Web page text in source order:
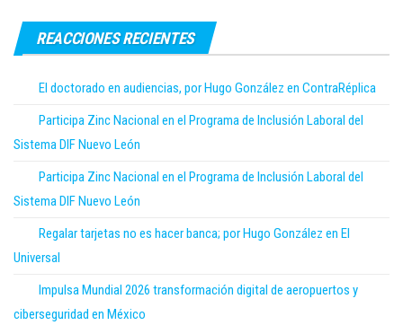
REACCIONES RECIENTES
El doctorado en audiencias, por Hugo González en ContraRéplica
Participa Zinc Nacional en el Programa de Inclusión Laboral del
Sistema DIF Nuevo León
Participa Zinc Nacional en el Programa de Inclusión Laboral del
Sistema DIF Nuevo León
Regalar tarjetas no es hacer banca; por Hugo González en El
Universal
Impulsa Mundial 2026 transformación digital de aeropuertos y
ciberseguridad en México